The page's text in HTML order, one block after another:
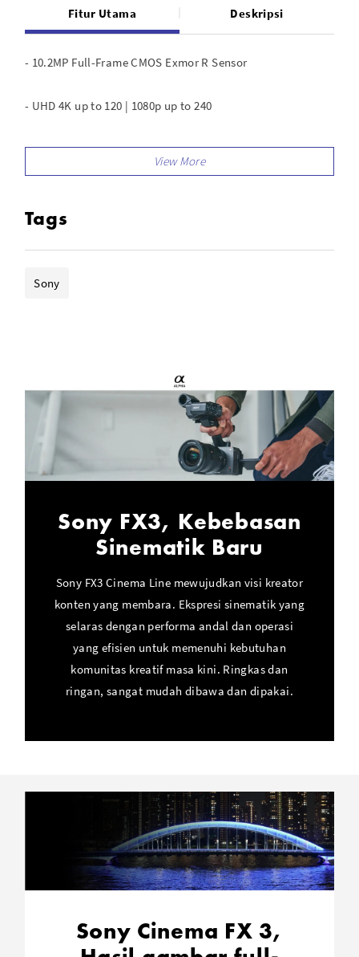
Fitur Utama Deskripsi
- 10.2MP Full-Frame CMOS Exmor R Sensor
- UHD 4K up to 120 | 1080p up to 240
- Compact Form for Cage-Free Operation
- Detachable 2 x XLR/TRS Adapter Handle
- Dual CFexpress Type A/SDXC Card Slots
Tags
Sony
Sony FX3, Kebebasan
Sinematik Baru
Sony FX3 Cinema Line mewujudkan visi kreator
konten yang membara. Ekspresi sinematik yang
selaras dengan performa andal dan operasi
yang efisien untuk memenuhi kebutuhan
komunitas kreatif masa kini. Ringkas dan
ringan, sangat mudah dibawa dan dipakai.
Sony Cinema FX 3,